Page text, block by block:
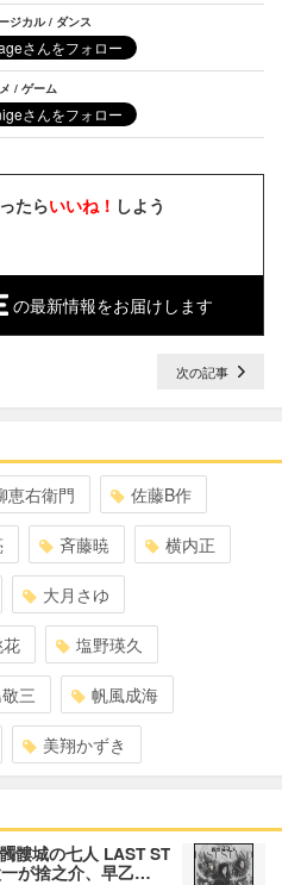
ジカル / ダンス
/ ゲーム
たらいいね！ しよう
の最新情報をお届けします
次の記事
恵右衛門 佐藤B作
斉藤暁 横内正
大月さゆ
塩野瑛久
三 帆風成海
美翔かずき
髏城の七人 LAST ST
が捨之介、早乙…